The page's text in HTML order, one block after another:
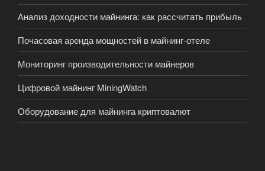
Анализ доходности майнинга: как рассчитать прибыль
Почасовая аренда мощностей в майнинг-отеле
Мониторинг производительности майнеров
Цифровой майнинг MiningWatch
Оборудование для майнинга криптовалют